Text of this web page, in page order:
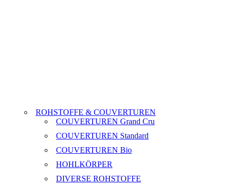
ROHSTOFFE & COUVERTUREN
COUVERTUREN Grand Cru
COUVERTUREN Standard
COUVERTUREN Bio
HOHLKÖRPER
DIVERSE ROHSTOFFE